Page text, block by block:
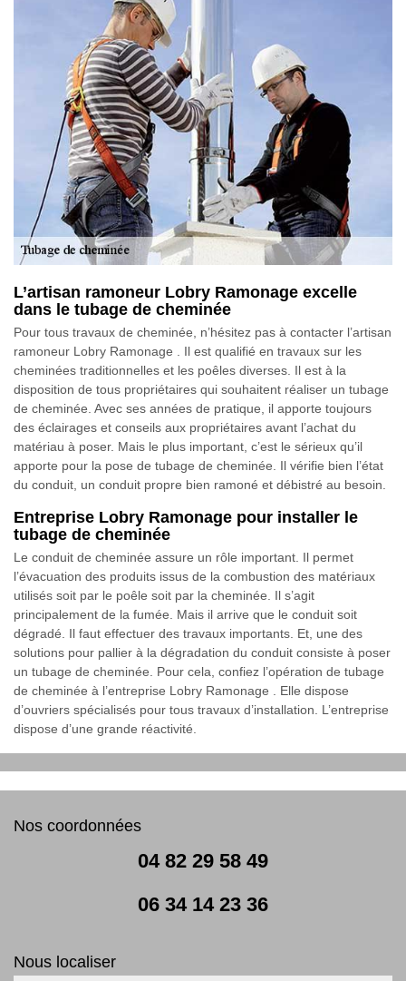
L’artisan ramoneur Lobry Ramonage excelle
dans le tubage de cheminée
Pour tous travaux de cheminée, n’hésitez pas à contacter l’artisan
ramoneur Lobry Ramonage . Il est qualifié en travaux sur les
cheminées traditionnelles et les poêles diverses. Il est à la
disposition de tous propriétaires qui souhaitent réaliser un tubage
de cheminée. Avec ses années de pratique, il apporte toujours
des éclairages et conseils aux propriétaires avant l’achat du
matériau à poser. Mais le plus important, c’est le sérieux qu’il
apporte pour la pose de tubage de cheminée. Il vérifie bien l’état
du conduit, un conduit propre bien ramoné et débistré au besoin.
Entreprise Lobry Ramonage pour installer le
tubage de cheminée
Le conduit de cheminée assure un rôle important. Il permet
l’évacuation des produits issus de la combustion des matériaux
utilisés soit par le poêle soit par la cheminée. Il s’agit
principalement de la fumée. Mais il arrive que le conduit soit
dégradé. Il faut effectuer des travaux importants. Et, une des
solutions pour pallier à la dégradation du conduit consiste à poser
un tubage de cheminée. Pour cela, confiez l’opération de tubage
de cheminée à l’entreprise Lobry Ramonage . Elle dispose
d’ouvriers spécialisés pour tous travaux d’installation. L’entreprise
dispose d’une grande réactivité.
Nos coordonnées
04 82 29 58 49
06 34 14 23 36
Nous localiser